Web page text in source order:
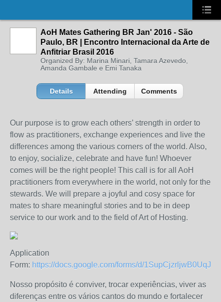
AoH Mates Gathering BR Jan' 2016 - São
Paulo, BR | Encontro Internacional da Arte de
Anfitriar Brasil 2016
Organized By: Marina Minari, Tamara Azevedo,
Amanda Gambale e Emi Tanaka
Details Attending Comments
Our purpose is to grow each others’ strength in order to
flow as practitioners, exchange experiences and live the
differences among the various corners of the world. Also,
to enjoy, socialize, celebrate and have fun! Whoever
comes will be the right people! This call is for all AoH
practitioners from everywhere in the world, not only for the
stewards. We will prepare a joyful and cosy space for
mates to share meaningful stories and to be in deep
service to our work and to the field of Art of Hosting.
Application
Form: https://docs.google.com/forms/d/
Nosso propósito é conviver, trocar experiências, viver as
diferenças entre os vários cantos do mundo e fortalecer